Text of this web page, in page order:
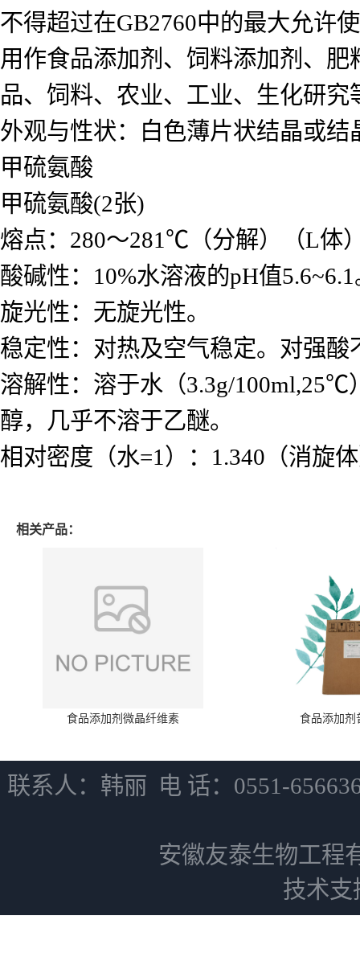
不得超过在GB2760中的最大允许
用作食品添加剂、饲料添加剂、
品、饲料、农业、工业、生化研究
外观与性状：白色薄片状结晶或
甲硫氨酸
甲硫氨酸(2张)
熔点：280～281℃（分解）（L体
酸碱性：10%水溶液的pH值5.6~6.1
旋光性：无旋光性。
稳定性：对热及空气稳定。对强
溶解性：溶于水（3.3g/100ml,25℃
醇，几乎不溶于乙醚。
相对密度（水=1）：1.340（消旋
相关产品：
食品添加剂微晶纤维素 食品添加剂
联系人：韩丽 电 话：0551-
安徽友泰生物工程
技术